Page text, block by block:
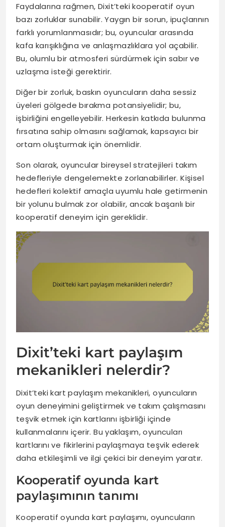
Faydalarına rağmen, Dixit’teki kooperatif oyun
bazı zorluklar sunabilir. Yaygın bir sorun, ipuçlarının
farklı yorumlanmasıdır; bu, oyuncular arasında
kafa karışıklığına ve anlaşmazlıklara yol açabilir.
Bu, olumlu bir atmosferi sürdürmek için sabır ve
uzlaşma isteği gerektirir.
Diğer bir zorluk, baskın oyuncuların daha sessiz
üyeleri gölgede bırakma potansiyelidir; bu,
işbirliğini engelleyebilir. Herkesin katkıda bulunma
fırsatına sahip olmasını sağlamak, kapsayıcı bir
ortam oluşturmak için önemlidir.
Son olarak, oyuncular bireysel stratejileri takım
hedefleriyle dengelemekte zorlanabilirler. Kişisel
hedefleri kolektif amaçla uyumlu hale getirmenin
bir yolunu bulmak zor olabilir, ancak başarılı bir
kooperatif deneyim için gereklidir.
Dixit’teki kart paylaşım
mekanikleri nelerdir?
Dixit’teki kart paylaşım mekanikleri, oyuncuların
oyun deneyimini geliştirmek ve takım çalışmasını
teşvik etmek için kartlarını işbirliği içinde
kullanmalarını içerir. Bu yaklaşım, oyuncuları
kartlarını ve fikirlerini paylaşmaya teşvik ederek
daha etkileşimli ve ilgi çekici bir deneyim yaratır.
Kooperatif oyunda kart
paylaşımının tanımı
Kooperatif oyunda kart paylaşımı, oyuncuların